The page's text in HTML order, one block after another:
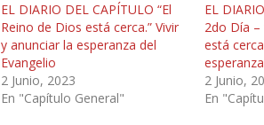
EL DIARIO DEL CAPÍTULO “El
Reino de Dios está cerca.” Vivir
y anunciar la esperanza del
Evangelio
2 Junio, 2023
En "Capítulo General"
EL
2do Día –
está
2 Junio,
En